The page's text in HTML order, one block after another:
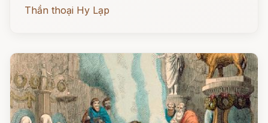
Thần thoại Hy Lạp